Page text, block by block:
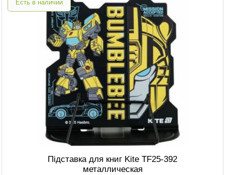
Есть в наличии
Підставка для книг Kite TF25-392
металлическая